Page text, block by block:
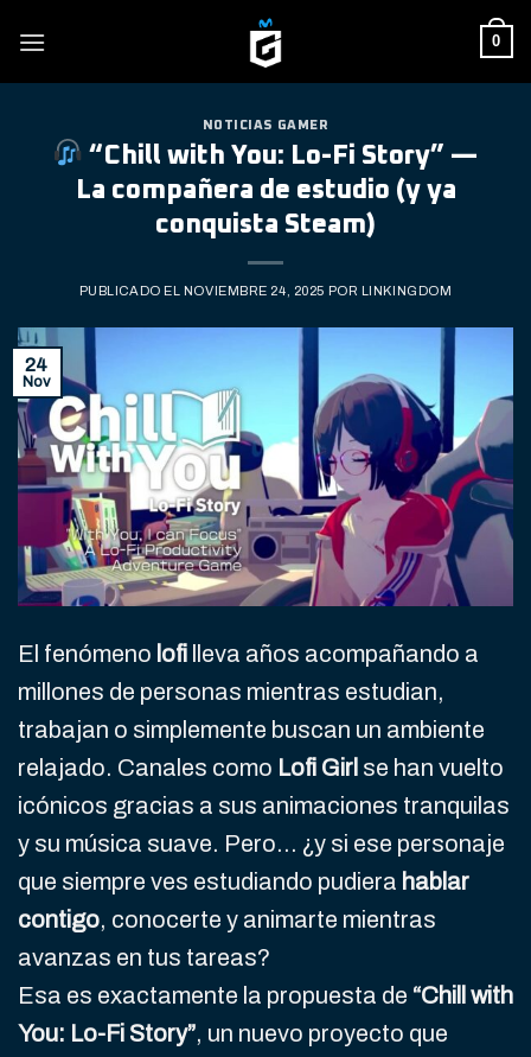
0
NOTICIAS GAMER
“Chill with You: Lo-Fi Story” —
La compañera de estudio (y ya
conquista Steam)
PUBLICADO EL NOVIEMBRE 24, 2025 POR LINKINGDOM
24
Nov
El fenómeno lofi lleva años acompañando a
millones de personas mientras estudian,
trabajan o simplemente buscan un ambiente
relajado. Canales como Lofi Girl se han vuelto
icónicos gracias a sus animaciones tranquilas
y su música suave. Pero… ¿y si ese personaje
que siempre ves estudiando pudiera hablar
contigo, conocerte y animarte mientras
avanzas en tus tareas?
Esa es exactamente la propuesta de “Chill with
You: Lo-Fi Story”, un nuevo proyecto que